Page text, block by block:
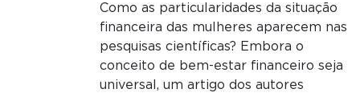
Como as particularidades da situação
financeira das mulheres aparecem nas
pesquisas científicas? Embora o
conceito de bem-estar financeiro seja
universal, um artigo dos autores